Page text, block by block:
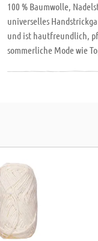
100 % Baumwolle,
universelles
und ist hautfreundlich,
sommerliche Mode wie
Taschen und Beutel